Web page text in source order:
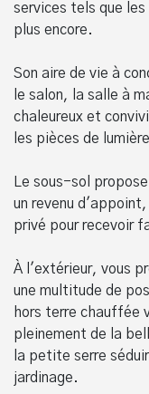
services tels que
plus encore.
Son aire de vie à
le salon, la salle à
chaleureux et
les pièces de
Le sous-sol
un revenu
privé pour recevoir
À l'extérieur, vous
une multitude de
hors terre chauffée
pleinement de la
la petite serre
jardinage.